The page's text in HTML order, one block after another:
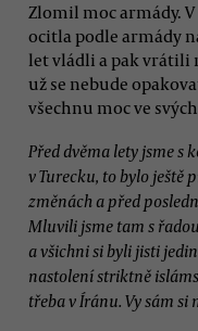
Zlomil moc armády.
ocitla podle armády
let vládli a pak vrátili
už se nebude
všechnu moc ve
Před dvěma lety jsme s
v Turecku, to bylo ještě
změnách a před
Mluvili jsme tam s
a všichni si byli jisti
nastolení striktně
třeba v Íránu. Vy sám si